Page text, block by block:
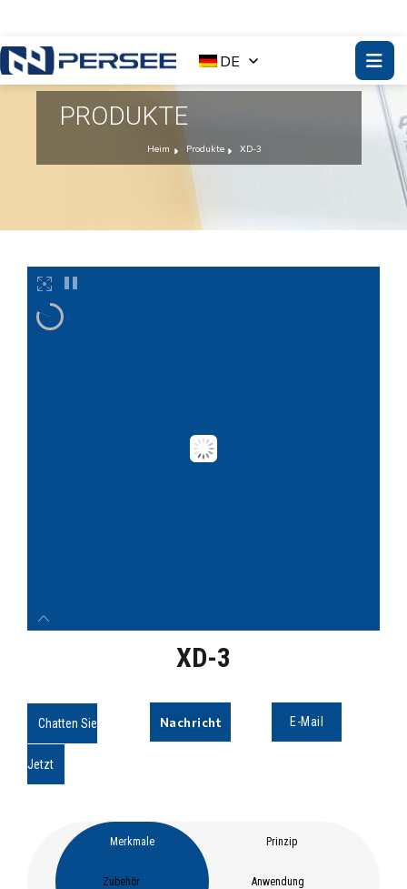
DE
PRODUKTE
Heim Produkte XD-3
XD-3
Chatten Sie
Jetzt
Nachricht E-Mail
Merkmale Prinzip
Zubehör Anwendung